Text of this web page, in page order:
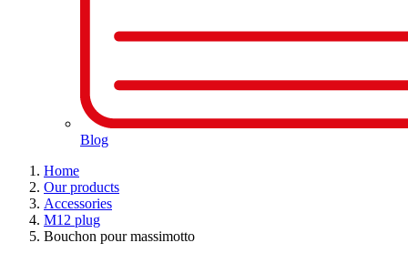
Blog
Home
Our products
Accessories
M12 plug
Bouchon pour massimotto